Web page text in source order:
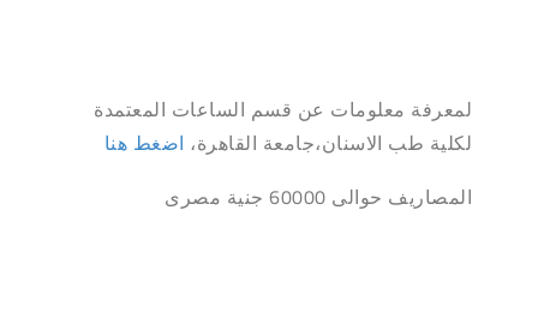
لمعرفة معلومات عن قسم الساعات المعتمدة
لكلية طب الاسنان،جامعة القاهرة، اضغط هنا
المصاريف حوالى 60000 جنية مصرى